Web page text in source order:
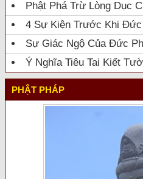
Phật Phá Trừ Lòng Dục
4 Sự Kiện Trước Khi
Sự Giác Ngộ Của Đức
Ý Nghĩa Tiêu Tai Kiết
PHẬT PHÁP